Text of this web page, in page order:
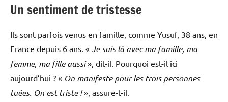
Un sentiment de tristesse
Ils sont parfois venus en famille, comme Yusuf, 38 ans, en
France depuis 6 ans. « Je suis là avec ma famille, ma
femme, ma fille aussi», dit-il. Pourquoi est-il ici
aujourd’hui ? « On manifeste pour les trois personnes
tuées. On est triste !», assure-t-il.